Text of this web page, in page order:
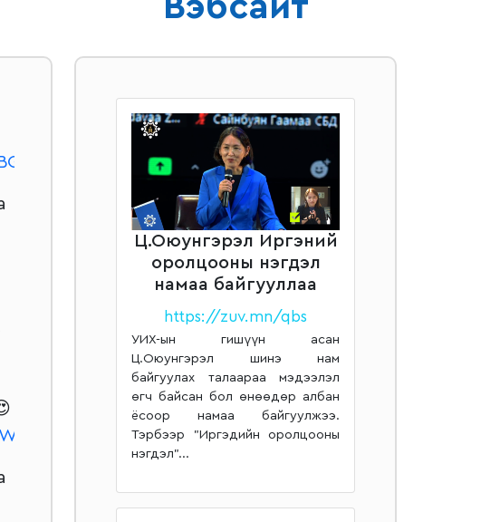
Ц.Оюунгэрэл Иргэний
оролцооны нэгдэл
намаа байгууллаа
https://zuv.mn/qbs
УИХ-ын гишүүн асан
Ц.Оюунгэрэл шинэ нам
байгуулах талаараа мэдээлэл
өгч байсан бол өнөөдөр албан
ёсоор намаа байгуулжээ.
Тэрбээр "Иргэдийн оролцооны
нэгдэл"...